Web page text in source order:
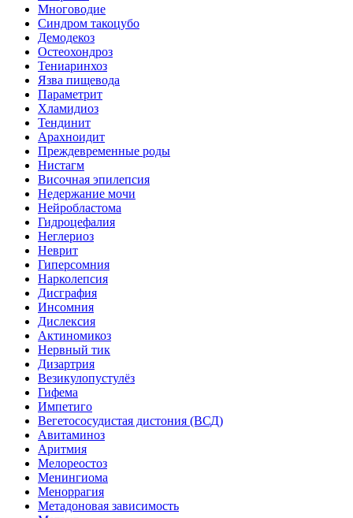
Многоводие
Синдром такоцубо
Демодекоз
Остеохондроз
Тениаринхоз
Язва пищевода
Параметрит
Хламидиоз
Тендинит
Арахноидит
Преждевременные роды
Нистагм
Височная эпилепсия
Недержание мочи
Нейробластома
Гидроцефалия
Неглериоз
Неврит
Гиперсомния
Нарколепсия
Дисграфия
Инсомния
Дислексия
Актиномикоз
Нервный тик
Дизартрия
Везикулопустулёз
Гифема
Импетиго
Вегетососудистая дистония (ВСД)
Авитаминоз
Аритмия
Мелореостоз
Менингиома
Меноррагия
Метадоновая зависимость